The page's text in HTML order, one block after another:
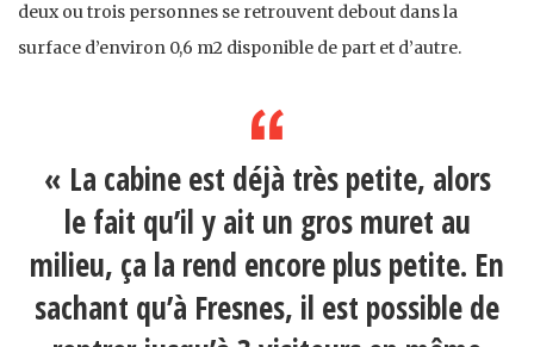
deux ou trois personnes se retrouvent debout dans la
surface d’environ 0,6 m2 disponible de part et d’autre.
« La cabine est déjà très petite, alors
le fait qu’il y ait un gros muret au
milieu, ça la rend encore plus petite. En
sachant qu’à Fresnes, il est possible de